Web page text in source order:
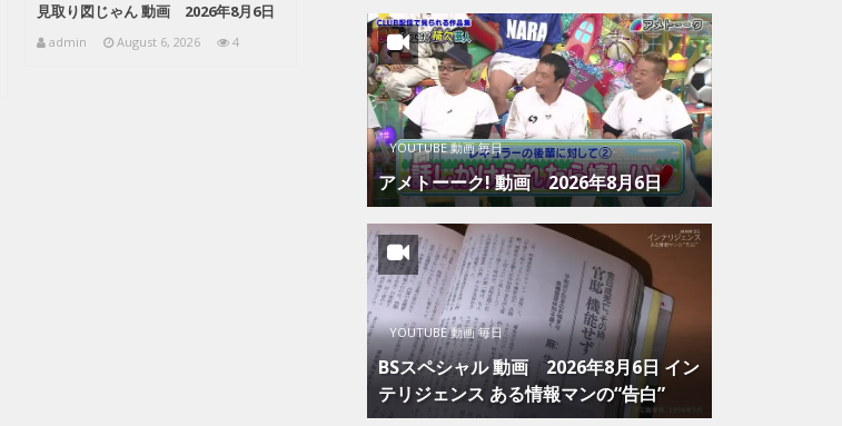
見取り図じゃん 動画 2026年8月6日
admin August 6, 2026 4
YOUTUBE 動画 毎日
アメトーーク! 動画 2026年8月6日
YOUTUBE 動画 毎日
BSスペシャル 動画 2026年8月6日 イン
テリジェンス ある情報マンの“告白”